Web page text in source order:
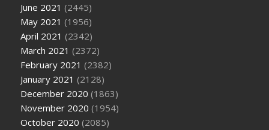
June 2021 (2445)
May 2021 (1956)
April 2021 (2342)
March 2021 (2372)
February 2021 (2382)
January 2021 (2128)
December 2020 (1863)
November 2020 (1954)
October 2020 (2085)